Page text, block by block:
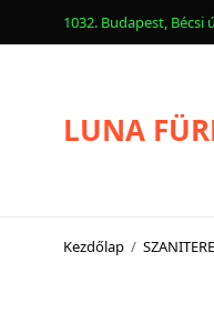
1032. Budapest, Bécsi
LUNA
Kezdőlap /
SZANITEREK